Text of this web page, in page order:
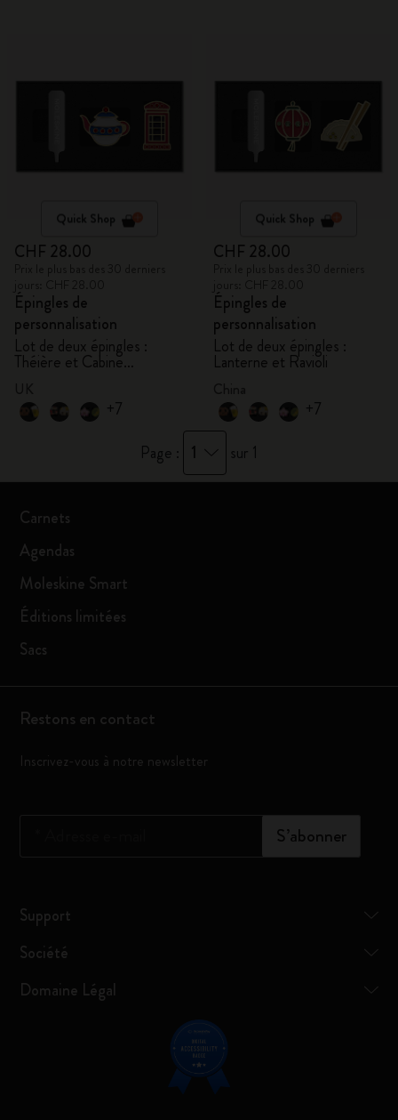
Quick Shop
CHF 28.00
Épingles de
personnalisation
Lot de deux épingles :
Théière et Cabine
+7
Quick Shop
CHF 28.00
Épingles de
personnalisation
Lot de deux épingles :
Lanterne et Ravioli
+7
Page : 1 sur 1
Carnets
Agendas
Moleskine Smart
Éditions limitées
Sacs
Restons en contact
Inscrivez-vous à notre newsletter
S’abonner
Support
Société
Domaine Légal